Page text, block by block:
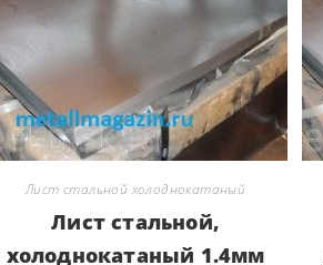
Лист стальной холоднокатаный
Лист стальной,
холоднокатаный 1.4мм